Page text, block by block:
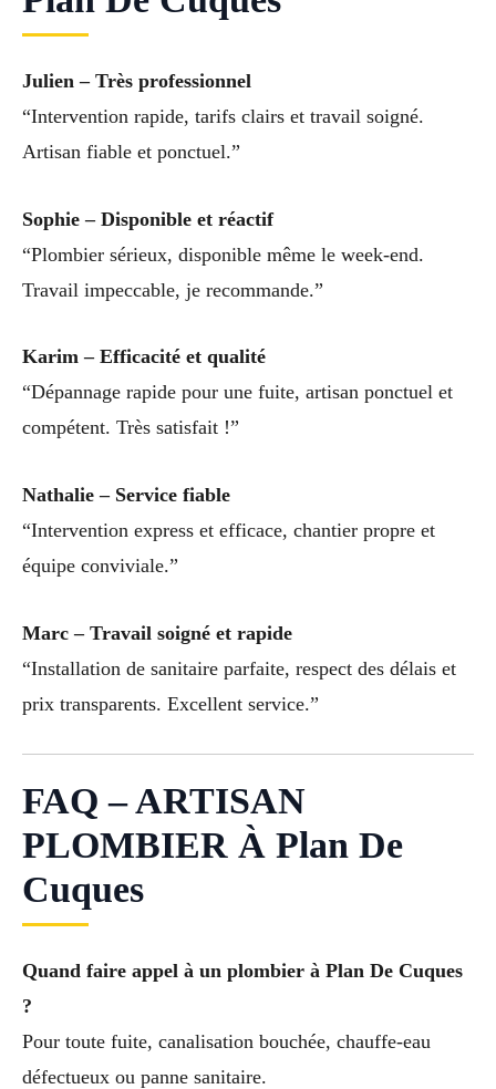
Julien – Très professionnel
“Intervention rapide, tarifs clairs et travail soigné.
Artisan fiable et ponctuel.”
Sophie – Disponible et réactif
“Plombier sérieux, disponible même le week-end.
Travail impeccable, je recommande.”
Karim – Efficacité et qualité
“Dépannage rapide pour une fuite, artisan ponctuel et
compétent. Très satisfait !”
Nathalie – Service fiable
“Intervention express et efficace, chantier propre et
équipe conviviale.”
Marc – Travail soigné et rapide
“Installation de sanitaire parfaite, respect des délais et
prix transparents. Excellent service.”
FAQ – ARTISAN
PLOMBIER À Plan De
Cuques
Quand faire appel à un plombier à Plan De Cuques
?
Pour toute fuite, canalisation bouchée, chauffe-eau
défectueux ou panne sanitaire.